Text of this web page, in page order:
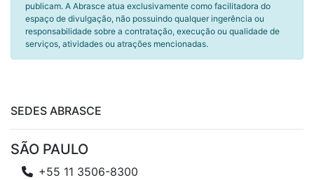
publicam. A Abrasce atua exclusivamente como facilitadora do
espaço de divulgação, não possuindo qualquer ingerência ou
responsabilidade sobre a contratação, execução ou qualidade de
serviços, atividades ou atrações mencionadas.
SEDES ABRASCE
SÃO PAULO
+55 11 3506-8300